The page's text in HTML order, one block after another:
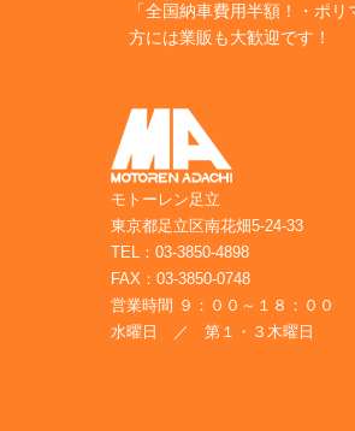
「全国納車費用半額！・ポ
方には業販も大歓迎です！
モトーレン足立
東京都足立区南花畑5-24-33
TEL：03-3850-4898
FAX：03-3850-0748
営業時間 ９：００～１８：００
水曜日 ／ 第１・３木曜日